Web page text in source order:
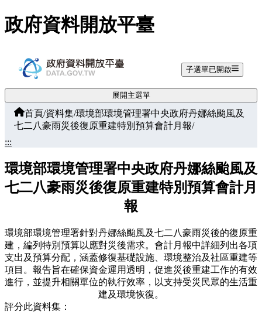
跳至主要內容
政府資料開放平臺
子選單已開啟
展開主選單
首頁/資料集/環境部環境管理署中央政府丹娜絲颱風及
七二八豪雨災後復原重建特別預算會計月報/
:::
環境部環境管理署中央政府丹娜絲颱風及
七二八豪雨災後復原重建特別預算會計月
報
環境部環境管理署針對丹娜絲颱風及七二八豪雨災後的復原重
建，編列特別預算以應對災後需求。會計月報中詳細列出各項
支出及預算分配，涵蓋修復基礎設施、環境整治及社區重建等
項目。報告旨在確保資金運用透明，促進災後重建工作的有效
進行，並提升相關單位的執行效率，以支持受災民眾的生活重
建及環境恢復。
評分此資料集：